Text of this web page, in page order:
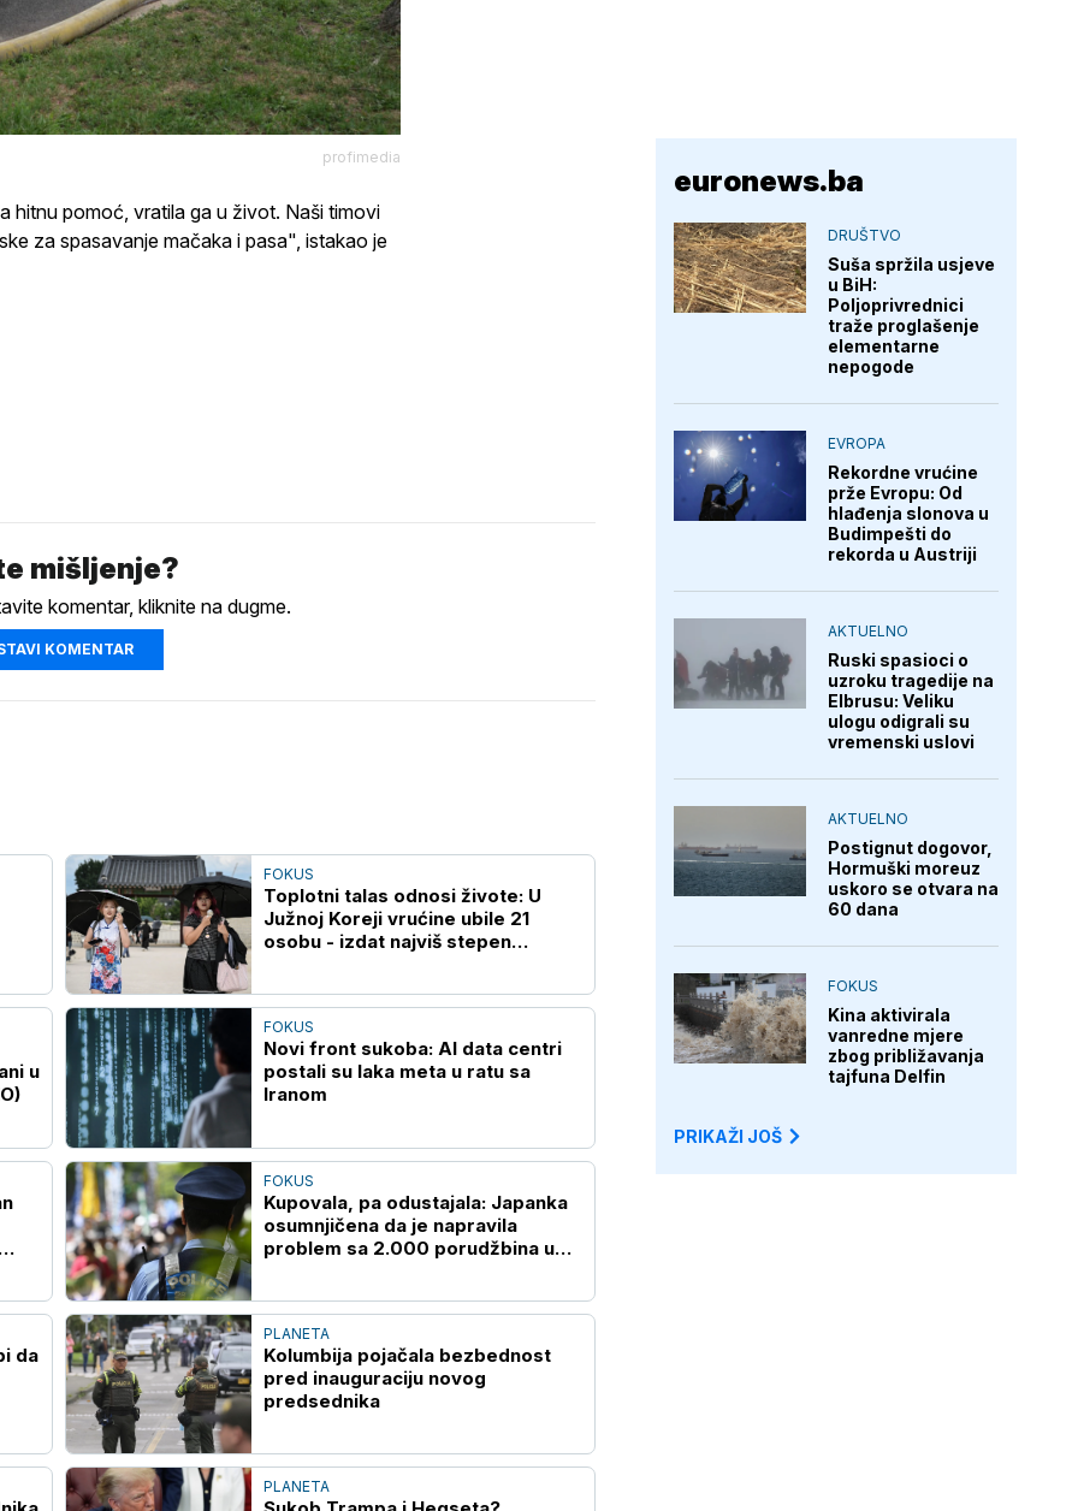
profimedia
hitnu pomoć, vratila ga u život. Naši timovi
za spasavanje mačaka i pasa", istakao je
mišljenje?
komentar, kliknite na dugme.
KOMENTAR
FOKUS
Toplotni talas odnosi živote: U
Južnoj Koreji vrućine ubile 21
osobu - izdat najviš stepen
u
FOKUS
Novi front sukoba: AI data centri
postali su laka meta u ratu sa
Iranom
FOKUS
Kupovala, pa odustajala: Japanka
osumnjičena da je napravila
problem sa 2.000 porudžbina u
da
PLANETA
Kolumbija pojačala bezbednost
pred inauguraciju novog
predsednika
PLANETA
euronews.ba
DRUŠTVO
Suša spržila usjeve
u BiH:
Poljoprivrednici
traže proglašenje
elementarne
nepogode
EVROPA
Rekordne vrućine
prže Evropu: Od
hlađenja slonova u
Budimpešti do
rekorda u Austriji
AKTUELNO
Ruski spasioci o
uzroku tragedije na
Elbrusu: Veliku
ulogu odigrali su
vremenski uslovi
AKTUELNO
Postignut dogovor,
Hormuški moreuz
uskoro se otvara na
60 dana
FOKUS
Kina aktivirala
vanredne mjere
zbog približavanja
tajfuna Delfin
PRIKAŽI JOŠ